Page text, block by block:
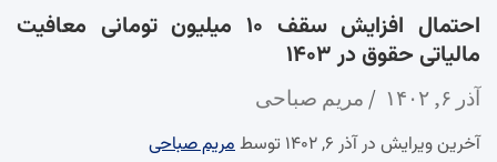
احتمال افزایش سقف ۱۰ میلیون تومانی معافیت
مالیاتی حقوق در ۱۴۰۳
آذر ۶, ۱۴۰۲ مریم صباحی
آخرین ویرایش در آذر ۶, ۱۴۰۲ توسط
مریم صباحی